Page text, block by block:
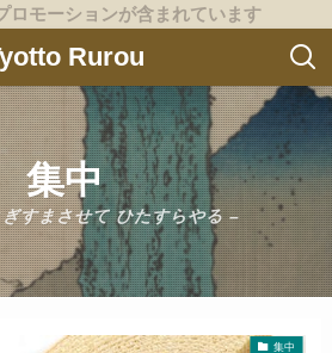
ロモーションが含まれています
Rurou
集中
すまさせて ひたすらやる –
集中